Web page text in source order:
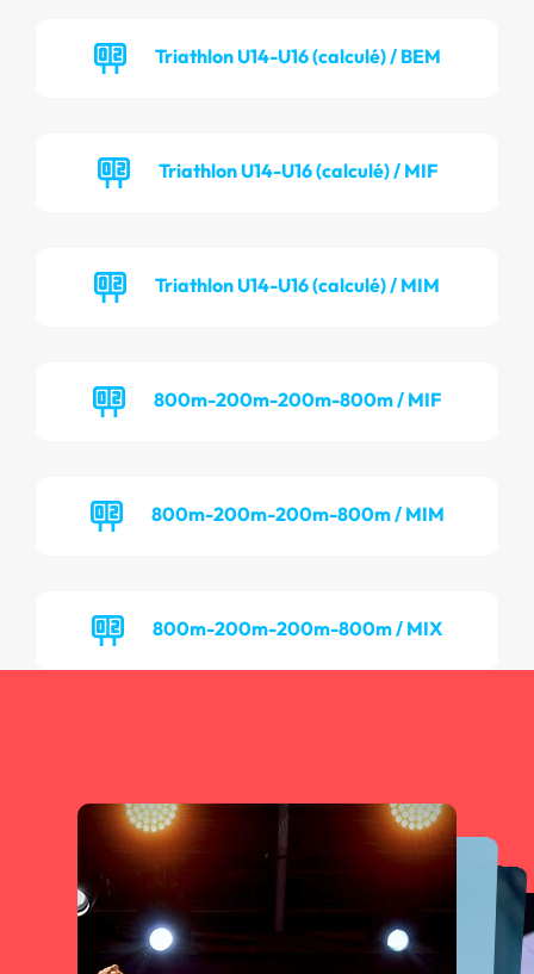
Triathlon U14-U16 (calculé) / BEM
Triathlon U14-U16 (calculé) / MIF
Triathlon U14-U16 (calculé) / MIM
800m-200m-200m-800m / MIF
800m-200m-200m-800m / MIM
800m-200m-200m-800m / MIX